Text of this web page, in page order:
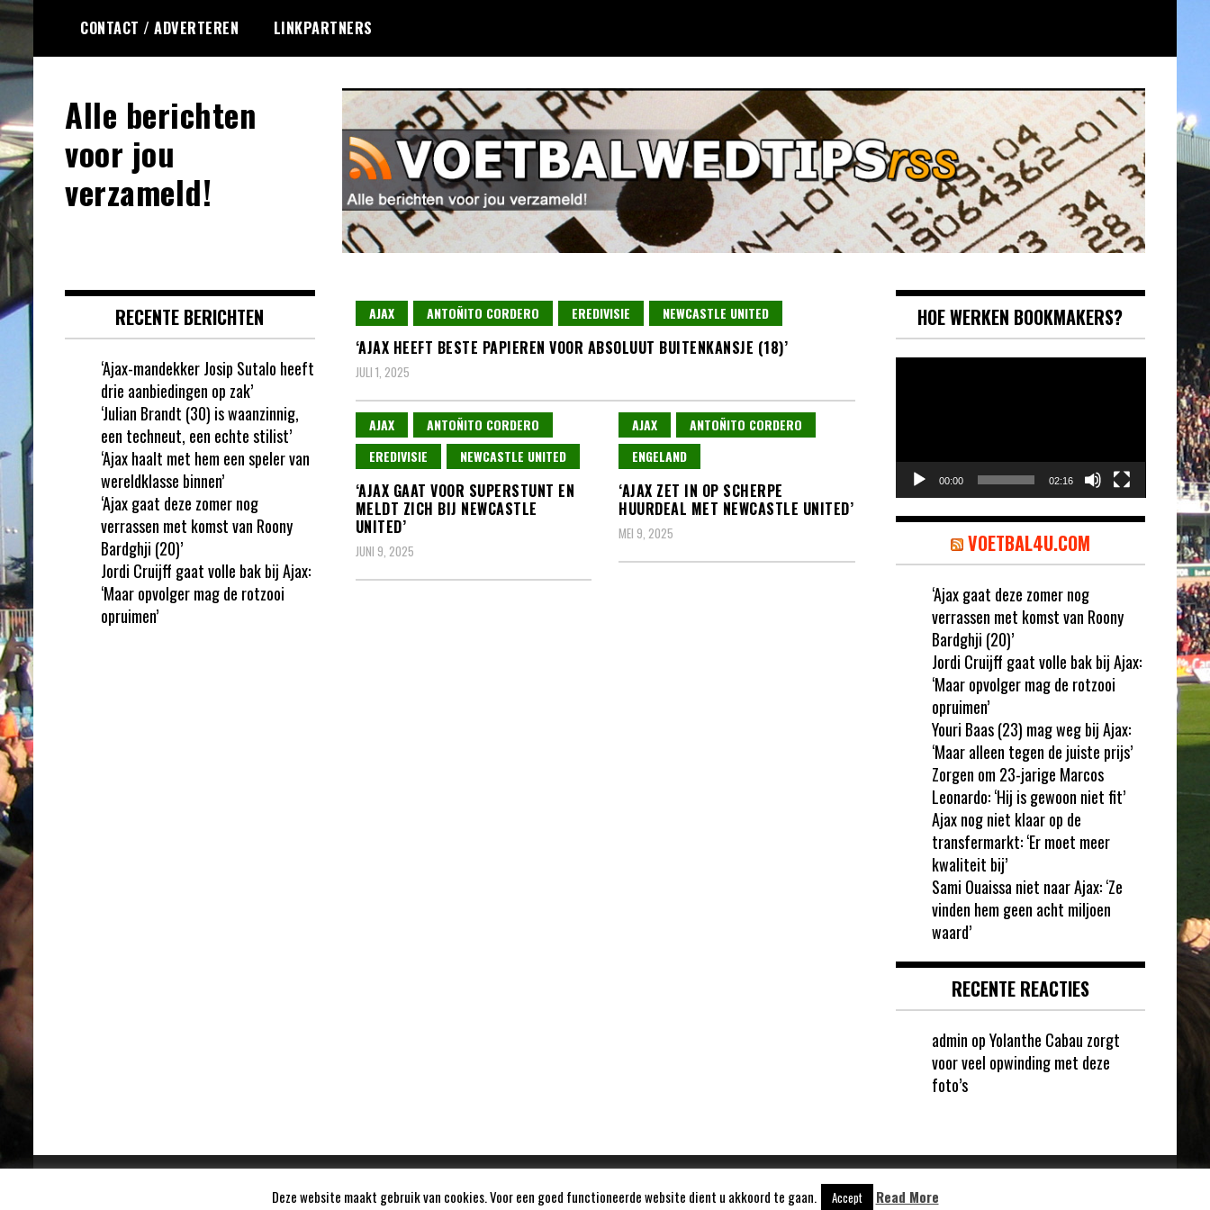
Ga
naar
de
inhoud
CONTACT / ADVERTEREN LINKPARTNERS
Alle berichten
voor jou
verzameld!
AJAX ANTOÑITO CORDERO EREDIVISIE NEWCASTLE UNITED
‘AJAX HEEFT BESTE PAPIEREN VOOR ABSOLUUT BUITENKANSJE (18)’
JULI 1, 2025
AJAX
ANTOÑITO CORDERO
EREDIVISIE
NEWCASTLE UNITED
‘AJAX GAAT VOOR SUPERSTUNT EN
MELDT ZICH BIJ NEWCASTLE
UNITED’
JUNI 9, 2025
AJAX
ANTOÑITO CORDERO
ENGELAND
‘AJAX ZET IN OP SCHERPE
HUURDEAL MET NEWCASTLE UNITED’
MEI 9, 2025
RECENTE BERICHTEN
‘Ajax-mandekker Josip Sutalo heeft
drie aanbiedingen op zak’
‘Julian Brandt (30) is waanzinnig,
een techneut, een echte stilist’
‘Ajax haalt met hem een speler van
wereldklasse binnen’
‘Ajax gaat deze zomer nog
verrassen met komst van Roony
Bardghji (20)’
Jordi Cruijff gaat volle bak bij Ajax:
‘Maar opvolger mag de rotzooi
opruimen’
HOE WERKEN BOOKMAKERS?
00:00 02:16
VOETBAL4U.COM
‘Ajax gaat deze zomer nog
verrassen met komst van Roony
Bardghji (20)’
Jordi Cruijff gaat volle bak bij Ajax:
‘Maar opvolger mag de rotzooi
opruimen’
Youri Baas (23) mag weg bij Ajax:
‘Maar alleen tegen de juiste prijs’
Zorgen om 23-jarige Marcos
Leonardo: ‘Hij is gewoon niet fit’
Ajax nog niet klaar op de
transfermarkt: ‘Er moet meer
kwaliteit bij’
Sami Ouaissa niet naar Ajax: ‘Ze
vinden hem geen acht miljoen
waard’
RECENTE REACTIES
admin opYolanthe Cabau zorgt
voor veel opwinding met deze
foto’s
Deze website maakt gebruik van cookies. Voor een goed functioneerde website dient u akkoord te gaan. Accept Read More